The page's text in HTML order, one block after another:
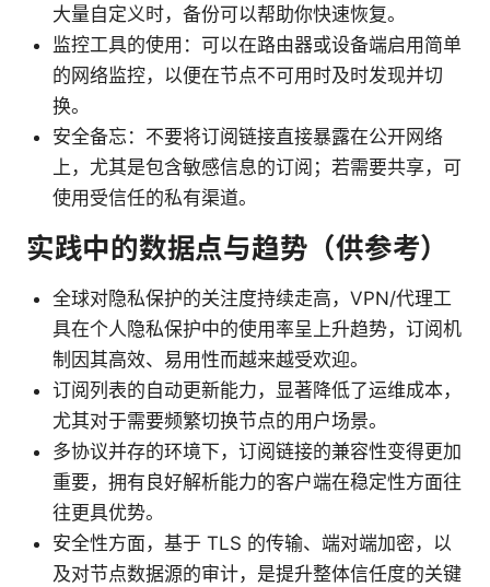
大量自定义时，备份可以帮助你快速恢复。
监控工具的使用：可以在路由器或设备端启用简单
的网络监控，以便在节点不可用时及时发现并切
换。
安全备忘：不要将订阅链接直接暴露在公开网络
上，尤其是包含敏感信息的订阅；若需要共享，可
使用受信任的私有渠道。
实践中的数据点与趋势（供参考）
全球对隐私保护的关注度持续走高，VPN/代理工
具在个人隐私保护中的使用率呈上升趋势，订阅机
制因其高效、易用性而越来越受欢迎。
订阅列表的自动更新能力，显著降低了运维成本，
尤其对于需要频繁切换节点的用户场景。
多协议并存的环境下，订阅链接的兼容性变得更加
重要，拥有良好解析能力的客户端在稳定性方面往
往更具优势。
安全性方面，基于 TLS 的传输、端对端加密，以
及对节点数据源的审计，是提升整体信任度的关键